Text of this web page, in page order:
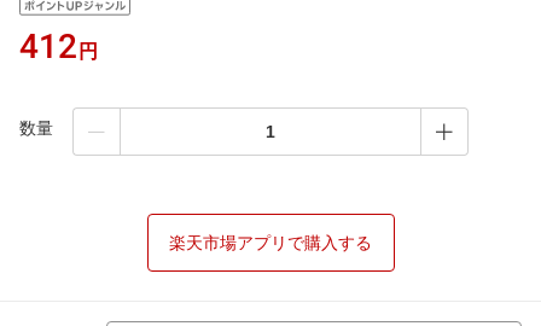
412 円
数量
楽天市場アプリで購入する